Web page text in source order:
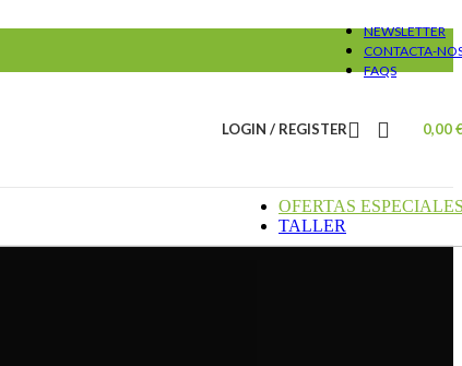
NEWSLETTER
CONTACTA-
FAQS
LOGIN / REGISTER 0,00
OFERTAS
TALLER